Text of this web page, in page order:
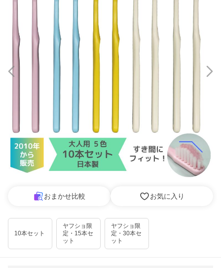
おまかせ比較 お気に入り
10本セット
ヤフショ限
定・15本セ
ット
ヤフショ限
定・30本セ
ット